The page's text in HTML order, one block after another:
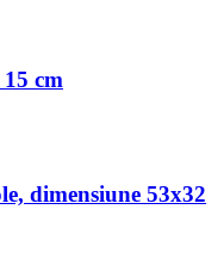
cm
dimensiune 53x32